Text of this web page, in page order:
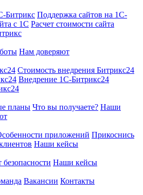
Битрикс Поддержка сайтов на 1С-
с 1С Расчет стоимости сайта
Нам доверяют
Стоимость внедрения Битрикс24
Внедрение 1С-Битрикс24
планы Что вы получаете? Наши
приложений Прикоснись
Наши кейсы
безопасности Наши кейсы
Вакансии Контакты